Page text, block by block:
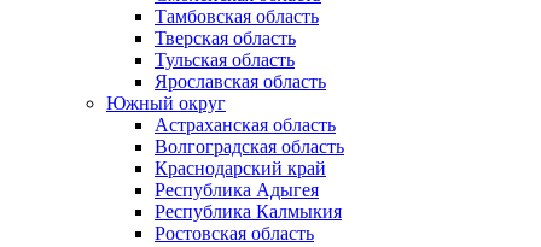
Тамбовская область
Тверская область
Тульская область
Ярославская область
Южный округ
Астраханская область
Волгоградская область
Краснодарский край
Республика Адыгея
Республика Калмыкия
Ростовская область